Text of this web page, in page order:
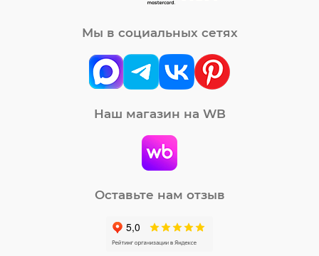
Мы в социальных сетях
Наш магазин на WB
Оставьте нам отзыв